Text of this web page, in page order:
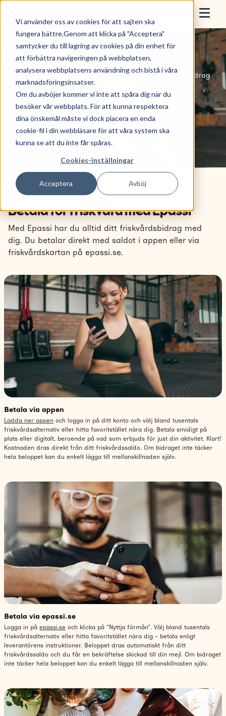
Vi använder oss av cookies för att sajten ska
fungera bättre.Genom att klicka på "Acceptera"
samtycker du till lagring av cookies på din enhet för
att förbättra navigeringen på webbplatsen,
analysera webbplatsens användning och bistå i våra
marknadsföringsinsatser.
Om du avböjer kommer vi inte att spåra dig när du
besöker vår webbplats. För att kunna respektera
dina önskemål måste vi dock placera en enda
cookie-fil i din webbläsare för att våra system ska
kunna se att du inte får spåras.
Cookies-inställningar
Acceptera Avböj
Skip to content
För arbetsgivare
För anställda
Sälj med Epassi
Om oss
Logga in
Support
Svenska
BetalamedEpassi
Upptäck hur enkelt det är att använda ditt friskvårdsbidrag
med Epassi. Genomför ditt köp direkt i appen eller på
epassi.se - inga kvitton, bara smidighet.
Ladda ner appen iOS
Ladda ner appen i PlayButik
Betala för friskvård med Epassi
Med Epassi har du alltid ditt friskvårdsbidrag med
dig. Du betalar direkt med saldot i appen eller via
friskvårdskartan på epassi.se.
Betala via appen
Ladda ner appen och logga in på ditt konto och välj bland tusentals
friskvårdsalternativ eller hitta favoritstället nära dig. Betala smidigt på
plats eller digitalt, beroende på vad som erbjuds för just din aktivitet. Klart!
Kostnaden dras direkt från ditt friskvårdssaldo. Om bidraget inte täcker
hela beloppet kan du enkelt lägga till mellanskillnaden själv.
Betala via epassi.se
Logga in på epassi.se och klicka på ”Nyttja förmån”. Välj bland tusentals
friskvårdsalternativ eller hitta favoritstället nära dig - betala enligt
leverantörens instruktioner. Beloppet dras automatiskt från ditt
friskvårdssaldo och du får en bekräftelse skickad till din mejl. Om bidraget
inte täcker hela beloppet kan du enkelt lägga till mellanskillnaden själv.